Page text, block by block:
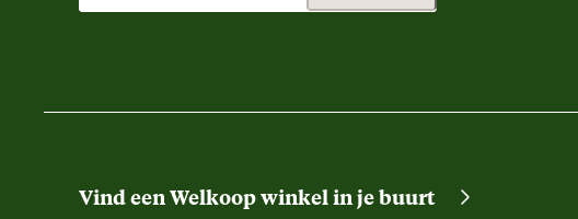
Verantwoordelijke marktdeelnemer (EU)
Vind een Welkoop winkel in je buurt